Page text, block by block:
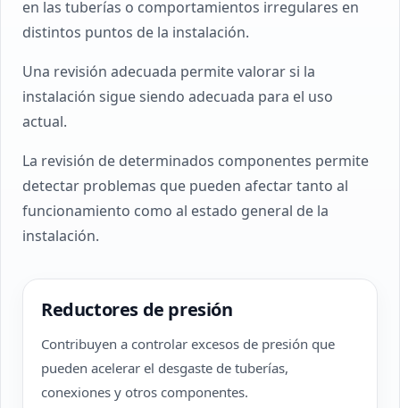
en las tuberías o comportamientos irregulares en
distintos puntos de la instalación.
Una revisión adecuada permite valorar si la
instalación sigue siendo adecuada para el uso
actual.
La revisión de determinados componentes permite
detectar problemas que pueden afectar tanto al
funcionamiento como al estado general de la
instalación.
Reductores de presión
Contribuyen a controlar excesos de presión que
pueden acelerar el desgaste de tuberías,
conexiones y otros componentes.